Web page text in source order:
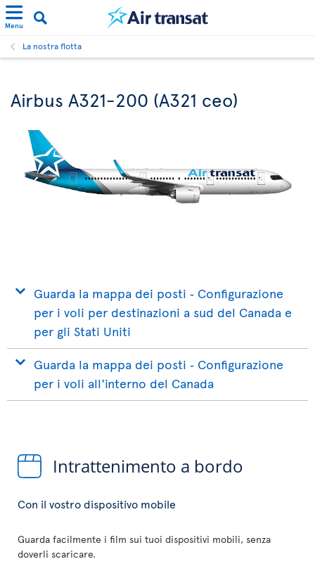
Menu
La nostra flotta
Airbus A321-200 (A321 ceo)
Guarda la mappa dei posti ‐ Configurazione
per i voli per destinazioni a sud del Canada e
per gli Stati Uniti
Guarda la mappa dei posti ‐ Configurazione
per i voli all'interno del Canada
Intrattenimento a bordo
Con il vostro dispositivo mobile
Guarda facilmente i film sui tuoi dispositivi mobili, senza
doverli scaricare.